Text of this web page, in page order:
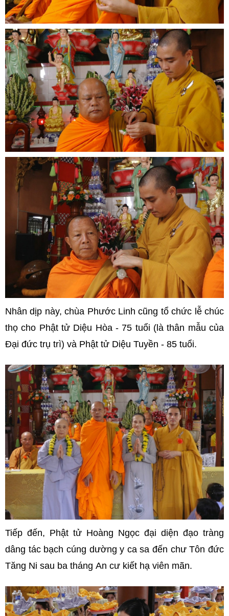
Nhân dịp này, chùa Phước Linh cũng tổ chức lễ chúc
thọ cho Phật tử Diệu Hòa - 75 tuổi (là thân mẫu của
Đại đức trụ trì) và Phật tử Diệu Tuyền - 85 tuổi.
Tiếp đến, Phật tử Hoàng Ngọc đại diện đạo tràng
dâng tác bạch cúng dường y ca sa đến chư Tôn đức
Tăng Ni sau ba tháng An cư kiết hạ viên mãn.